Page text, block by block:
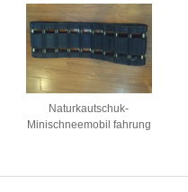
Naturkautschuk-
Minischneemobil fahrung